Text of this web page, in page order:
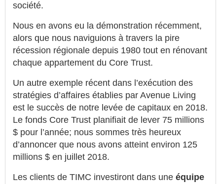
société.
Nous en avons eu la démonstration récemment,
alors que nous naviguions à travers la pire
récession régionale depuis 1980 tout en rénovant
chaque appartement du Core Trust.
Un autre exemple récent dans l’exécution des
stratégies d’affaires établies par Avenue Living
est le succès de notre levée de capitaux en 2018.
Le fonds Core Trust planifiait de lever 75 millions
$ pour l’année; nous sommes très heureux
d’annoncer que nous avons atteint environ 125
millions $ en juillet 2018.
Les clients de TIMC investiront dans une équipe